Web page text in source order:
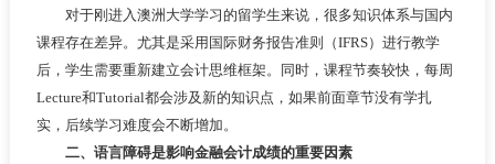
对于刚进入澳洲大学学习的留学生来说，很多知识体系与国内
课程存在差异。尤其是采用国际财务报告准则（IFRS）进行教学
后，学生需要重新建立会计思维框架。同时，课程节奏较快，每周
Lecture和Tutorial都会涉及新的知识点，如果前面章节没有学扎
实，后续学习难度会不断增加。
二、语言障碍是影响金融会计成绩的重要因素